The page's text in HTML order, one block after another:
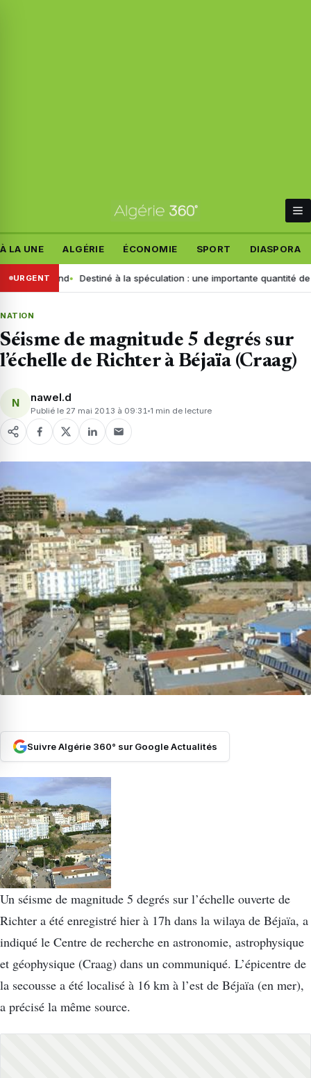
À LA UNE ALGÉRIE ÉCONOMIE SPORT DIASPORA
URGENT Destiné à la spéculation : une importante quantité de ce
NATION
Séisme de magnitude 5 degrés sur
l’échelle de Richter à Béjaïa (Craag)
N nawel.d
Publié le 27 mai 2013 à 09:31 1 min de lecture
Suivre Algérie 360° sur Google Actualités
Un séisme de magnitude 5 degrés sur l’échelle ouverte de
Richter a été enregistré hier à 17h dans la wilaya de Béjaïa, a
indiqué le Centre de recherche en astronomie, astrophysique
et géophysique (Craag) dans un communiqué. L’épicentre de
la secousse a été localisé à 16 km à l’est de Béjaïa (en mer),
a précisé la même source.